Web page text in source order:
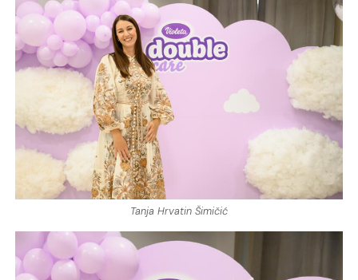
Tanja Hrvatin Šimičić